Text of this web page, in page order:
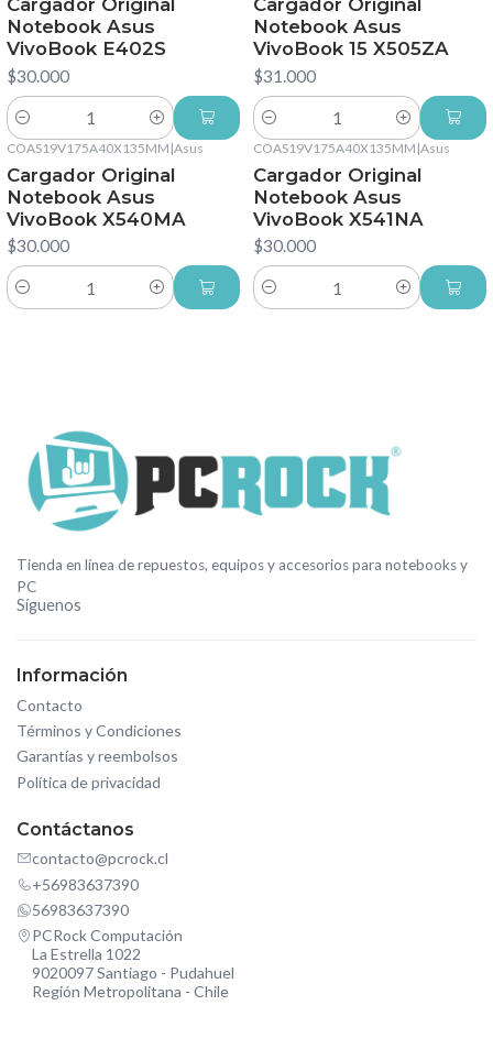
Cargador Original
Notebook Asus
VivoBook E402S
$30.000
Cantidad
Cargador Original
Notebook Asus
VivoBook 15 X505ZA
$31.000
Cantidad
COAS19V175A40X135MM |Asus
Cargador Original
Notebook Asus
VivoBook X540MA
$30.000
Cantidad
COAS19V175A40X135MM |Asus
Cargador Original
Notebook Asus
VivoBook X541NA
$30.000
Cantidad
Tienda en línea de repuestos, equipos y accesorios para notebooks y
PC
Síguenos
Información
Contacto
Términos y Condiciones
Garantías y reembolsos
Política de privacidad
Contáctanos
contacto@pcrock.cl
+56983637390
56983637390
PCRock Computación
La Estrella 1022
9020097 Santiago - Pudahuel
Región Metropolitana - Chile